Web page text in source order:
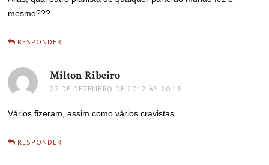
mesmo???
RESPONDER
Milton Ribeiro
27 DE DEZEMBRO DE 2012 ÀS 20:18
Vários fizeram, assim como vários cravistas.
RESPONDER